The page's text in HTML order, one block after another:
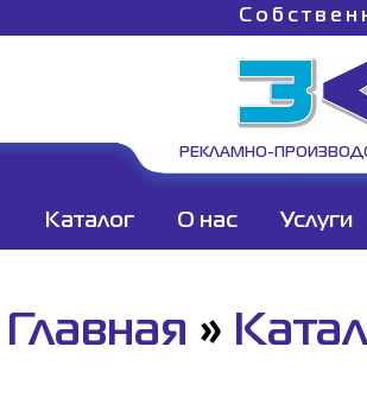
РЕКЛАМНО-
Каталог О нас Услуги
Главная »